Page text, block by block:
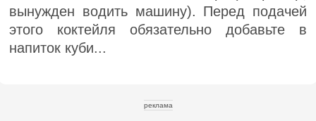
вынужден водить машину). Перед подачей
этого коктейля обязательно добавьте в
напиток куби...
реклама